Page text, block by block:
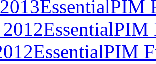
EssentialPIM
EssentialPIM
EssentialPIM